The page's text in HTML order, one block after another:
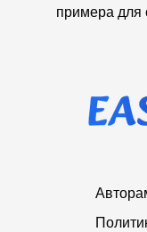
примера для